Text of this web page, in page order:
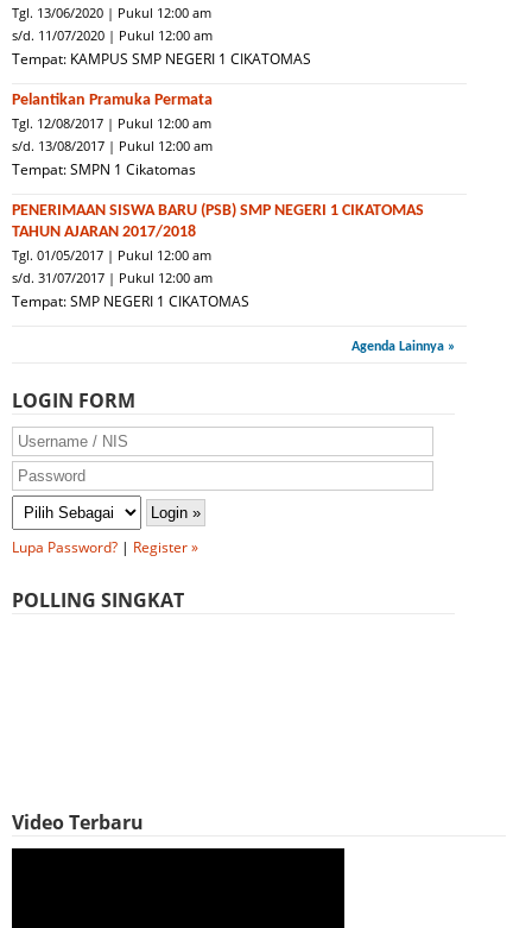
Tgl. 13/06/2020 | Pukul 12:00 am
s/d. 11/07/2020 | Pukul 12:00 am
Tempat: KAMPUS SMP NEGERI 1 CIKATOMAS
Pelantikan Pramuka Permata
Tgl. 12/08/2017 | Pukul 12:00 am
s/d. 13/08/2017 | Pukul 12:00 am
Tempat: SMPN 1 Cikatomas
PENERIMAAN SISWA BARU (PSB) SMP NEGERI 1 CIKATOMAS
TAHUN AJARAN 2017/2018
Tgl. 01/05/2017 | Pukul 12:00 am
s/d. 31/07/2017 | Pukul 12:00 am
Tempat: SMP NEGERI 1 CIKATOMAS
Agenda Lainnya »
LOGIN FORM
Lupa Password? | Register »
POLLING SINGKAT
Video Terbaru